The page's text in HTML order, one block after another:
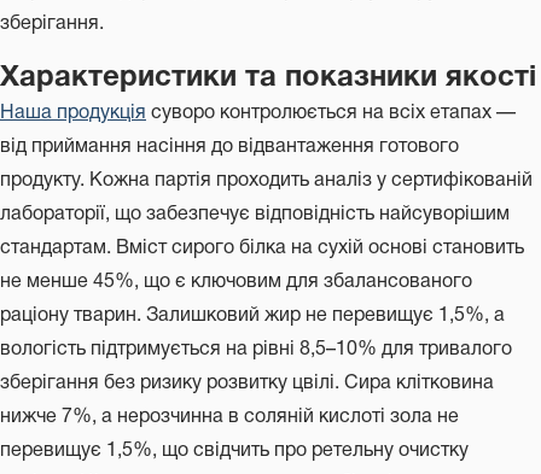
зберігання.
Характеристики та показники якості
Наша продукція суворо контролюється на всіх етапах —
від приймання насіння до відвантаження готового
продукту. Кожна партія проходить аналіз у сертифікованій
лабораторії, що забезпечує відповідність найсуворішим
стандартам. Вміст сирого білка на сухій основі становить
не менше 45%, що є ключовим для збалансованого
раціону тварин. Залишковий жир не перевищує 1,5%, а
вологість підтримується на рівні 8,5–10% для тривалого
зберігання без ризику розвитку цвілі. Сира клітковина
нижче 7%, а нерозчинна в соляній кислоті зола не
перевищує 1,5%, що свідчить про ретельну очистку